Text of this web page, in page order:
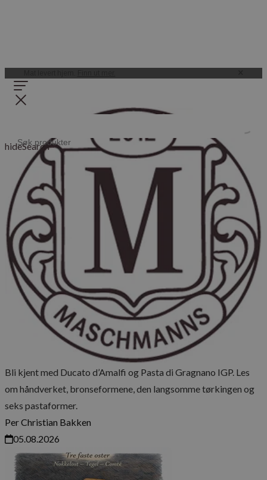
hideSearch=
Produsenter
Folkene, gårdene og stedene bak maten vi selger.
RåvarerProdusenter
Ducato d’Amalfi: håndverkspasta fra Gragnano i Italia
Bli kjent med Ducato d’Amalfi og Pasta di Gragnano IGP. Les
om håndverket, bronseformene, den langsomme tørkingen og
seks pastaformer.
Per Christian Bakken
05.08.2026